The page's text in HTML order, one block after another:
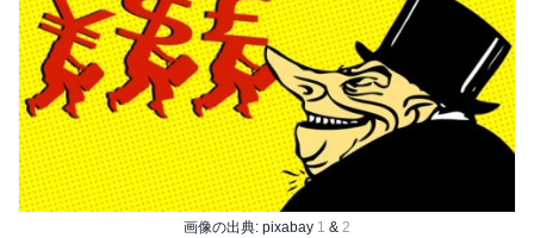
画像の出典: pixabay 1 & 2